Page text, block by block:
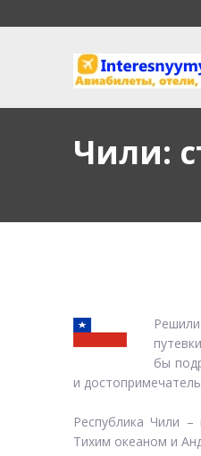
Чили:
бы
и
Республика Чили
Тихим океаном и